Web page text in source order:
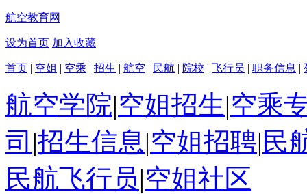
航空教育网
设为首页 加入收藏
首页 | 空姐 | 空乘 | 招生 | 航空 | 民航 | 院校 | 飞行员 | 职务信息 |
航空学院|空姐招生|空乘
司 |招生信息|空姐招聘| 民
民航飞行员|空姐社区